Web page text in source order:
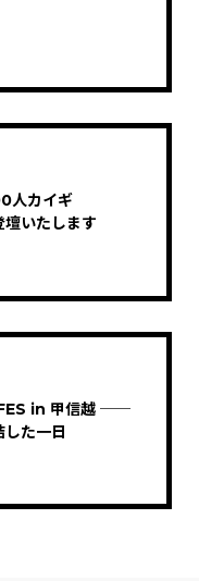
人カイギ
いたします
in 甲信越 ──
た一日